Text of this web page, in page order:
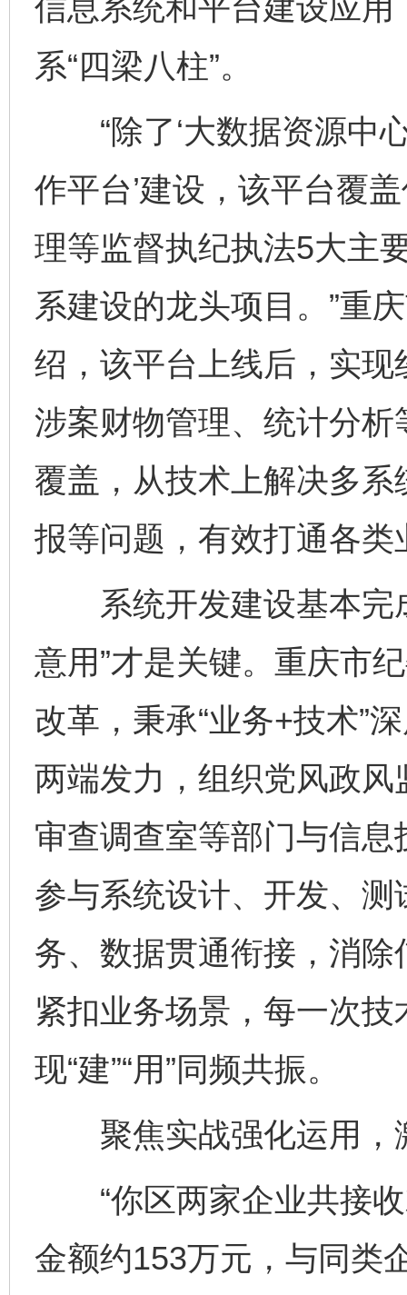
信息系统和平台建设应
系“四梁八柱”。
“除了‘大数据资源中心
作平台’建设，该平台覆
理等监督执纪执法5大主
系建设的龙头项目。”重
绍，该平台上线后，实
涉案财物管理、统计分
覆盖，从技术上解决多
报等问题，有效打通各
系统开发建设基本完
意用”才是关键。重庆市
改革，秉承“业务+技术”
两端发力，组织党风政
审查调查室等部门与信
参与系统设计、开发、
务、数据贯通衔接，消
紧扣业务场景，每一次
现“建”“用”同频共振。
聚焦实战强化运用，
“你区两家企业共接收
金额约153万元，与同类